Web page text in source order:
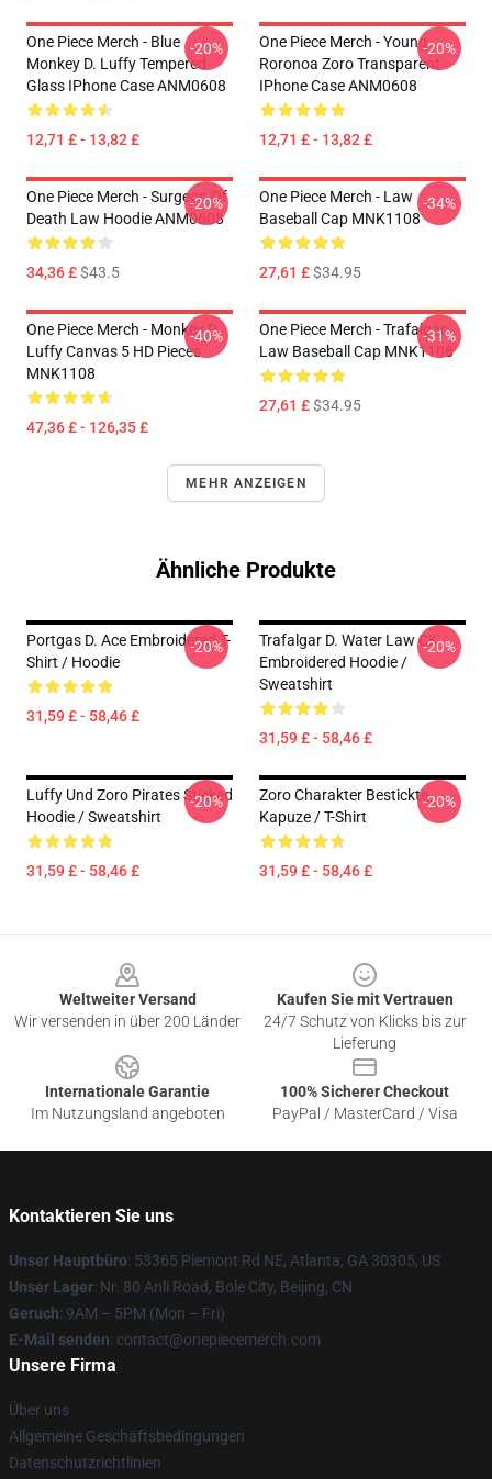
One Piece Merch - Blue
Monkey D. Luffy Tempered
Glass IPhone Case ANM0608
12,71 £ - 13,82 £
-20%
One Piece Merch - Young
Roronoa Zoro Transparent
IPhone Case ANM0608
12,71 £ - 13,82 £
-20%
One Piece Merch - Surgeon Of
Death Law Hoodie ANM0608
34,36 £$43.5
-20%
One Piece Merch - Law
Baseball Cap MNK1108
27,61 £$34.95
-34%
One Piece Merch - Monkey D.
Luffy Canvas 5 HD Pieces
MNK1108
47,36 £ - 126,35 £
-40%
One Piece Merch - Trafalgar
Law Baseball Cap MNK1108
27,61 £$34.95
-31%
MEHR ANZEIGEN
Ähnliche Produkte
Portgas D. Ace Embroidered T-
Shirt / Hoodie
31,59 £ - 58,46 £
-20%
Trafalgar D. Water Law CK
Embroidered Hoodie /
Sweatshirt
31,59 £ - 58,46 £
-20%
Luffy Und Zoro Pirates Sticked
Hoodie / Sweatshirt
31,59 £ - 58,46 £
-20%
Zoro Charakter Bestickte
Kapuze / T-Shirt
31,59 £ - 58,46 £
-20%
Weltweiter Versand
Wir versenden in über 200 Länder
Kaufen Sie mit Vertrauen
24/7 Schutz von Klicks bis zur
Lieferung
Internationale Garantie
Im Nutzungsland angeboten
100% Sicherer Checkout
PayPal / MasterCard / Visa
Kontaktieren Sie uns
Unser Hauptbüro: 53365 Piemont Rd NE, Atlanta, GA 30305, US
Unser Lager: Nr. 80 Anli Road, Bole City, Beijing, CN
Geruch: 9AM – 5PM (Mon – Fri)
E-Mail senden: contact@onepiecemerch.com
Unsere Firma
Über uns
Allgemeine Geschäftsbedingungen
Datenschutzrichtlinien